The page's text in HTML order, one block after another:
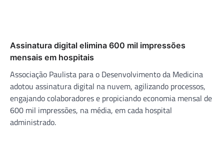
Assinatura digital elimina 600 mil impressões
mensais em hospitais
Associação Paulista para o Desenvolvimento da Medicina
adotou assinatura digital na nuvem, agilizando processos,
engajando colaboradores e propiciando economia mensal de
600 mil impressões, na média, em cada hospital
administrado.